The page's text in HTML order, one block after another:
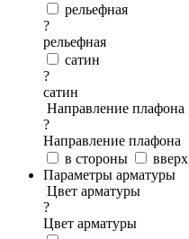
рельефная
?
рельефная
сатин
?
сатин
Направление плафона
?
Направление плафона
в стороны
вверх
Параметры арматуры
Цвет арматуры
?
Цвет арматуры